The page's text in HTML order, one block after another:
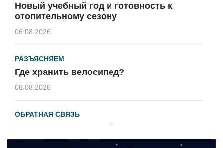
Новый учебный год и готовность к
отопительному сезону
06.08.2026
РАЗЪЯСНЯЕМ
Где хранить велосипед?
06.08.2026
ОБРАТНАЯ СВЯЗЬ
Администрация онлайн